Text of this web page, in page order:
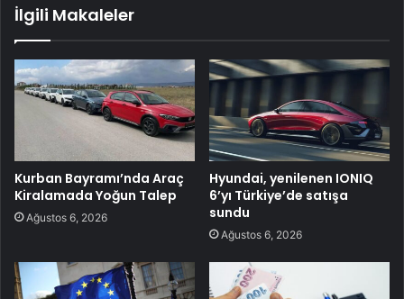
İlgili Makaleler
Kurban Bayramı’nda Araç
Kiralamada Yoğun Talep
Ağustos 6, 2026
Hyundai, yenilenen IONIQ
6’yı Türkiye’de satışa
sundu
Ağustos 6, 2026